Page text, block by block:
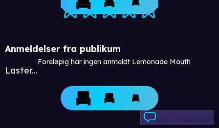
Anmeldelser fra publikum
Laster...
Foreløpig har ingen anmeldt Lemonade Mouth
Skriv anmeldelse